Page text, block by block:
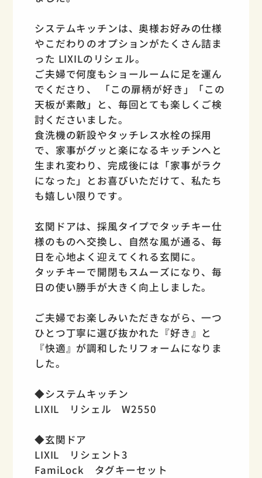
システムキッチンは、奥様お好みの仕様
やこだわりのオプションがたくさん詰ま
った LIXILのリシェル。
ご夫婦で何度もショールームに足を運ん
でくださり、 「この扉柄が好き」「この
天板が素敵」と、毎回とても楽しくご検
討くださいました。
食洗機の新設やタッチレス水栓の採用
で、家事がグッと楽になるキッチンへと
生まれ変わり、完成後には「家事がラク
になった」とお喜びいただけて、私たち
も嬉しい限りです。
玄関ドアは、採風タイプでタッチキー仕
様のものへ交換し、自然な風が通る、毎
日を心地よく迎えてくれる玄関に。
タッチキーで開閉もスムーズになり、毎
日の使い勝手が大きく向上しました。
ご夫婦でお楽しみいただきながら、一つ
ひとつ丁寧に選び抜かれた『好き』と
『快適』が調和したリフォームになりま
した。
◆システムキッチン
LIXIL リシェル W2550
◆玄関ドア
LIXIL リシェント3
FamiLock タグキーセット